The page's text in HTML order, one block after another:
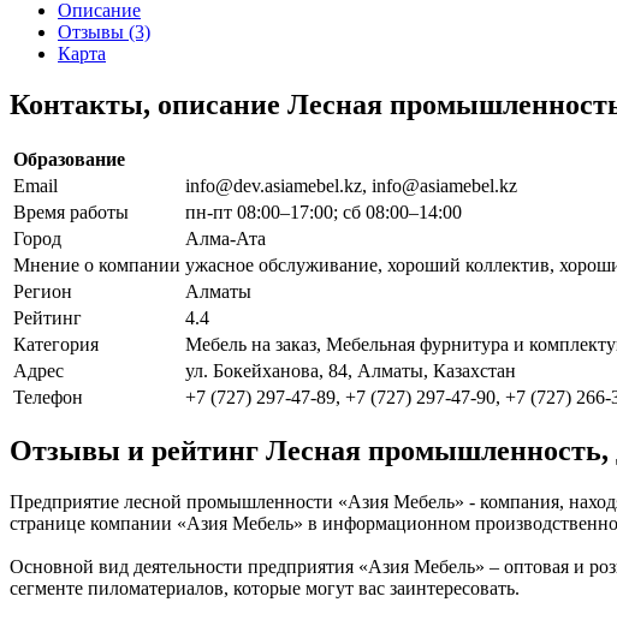
Описание
Отзывы (3)
Карта
Контакты, описание Лесная
Образование
Email
info@dev.asiamebel.kz, info@asiamebel.kz
Время работы
пн-пт 08:00–17:00; сб 08:00–14:00
Город
Алма-Ата
Мнение о компании ужасное обслуживание, хороший коллектив,
Регион
Алматы
Рейтинг
4.4
Категория
Мебель на заказ, Мебельная фурнитура и
Адрес
ул. Бокейханова, 84, Алматы, Казахстан
Телефон
+7 (727) 297-47-89, +7 (727) 297-47-90, +7 (727) 266-
Отзывы и рейтинг Лесная промышленность,
Предприятие лесной промышленности «Азия Мебель» - компания,
странице компании «Азия Мебель» в информационном
Основной вид деятельности предприятия «Азия Мебель» – оптовая и
сегменте пиломатериалов, которые могут вас заинтересовать.